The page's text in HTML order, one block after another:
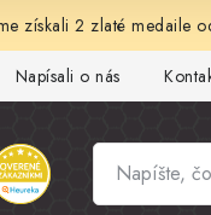
získali 2 zlaté medaile
Napísali o nás